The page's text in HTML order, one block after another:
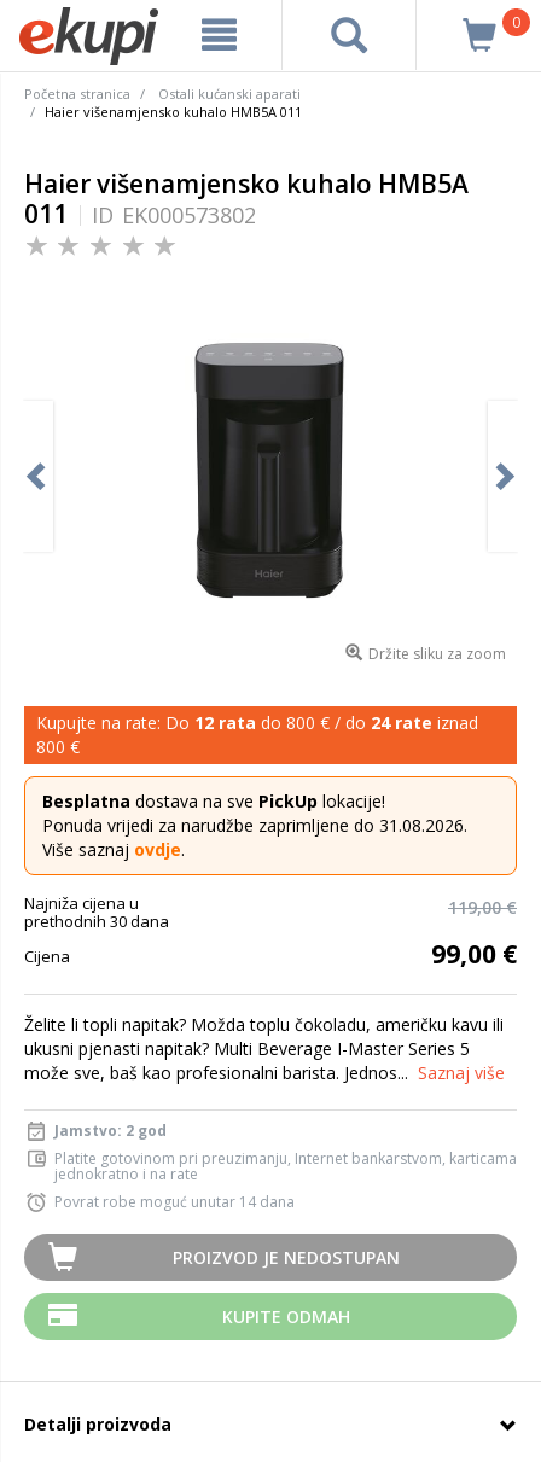
0
Početna stranica
Ostali kućanski aparati
Haier višenamjensko kuhalo HMB5A 011
Haier višenamjensko kuhalo HMB5A
011
ID EK000573802
Držite sliku za zoom
Kupujte na rate: Do 12 rata do 800 € / do 24 rate iznad
800 €
Besplatna dostava na sve PickUp lokacije!
Ponuda vrijedi za narudžbe zaprimljene do 31.08.2026.
Više saznaj ovdje.
Najniža cijena u
prethodnih 30 dana
119,00 €
Cijena 99,00 €
Želite li topli napitak? Možda toplu čokoladu, američku kavu ili
ukusni pjenasti napitak? Multi Beverage I-Master Series 5
može sve, baš kao profesionalni barista. Jednos... Saznaj više
Jamstvo: 2 god
Platite gotovinom pri preuzimanju, Internet bankarstvom, karticama
jednokratno i na rate
Povrat robe moguć unutar 14 dana
PROIZVOD JE NEDOSTUPAN
KUPITE ODMAH
Detalji proizvoda